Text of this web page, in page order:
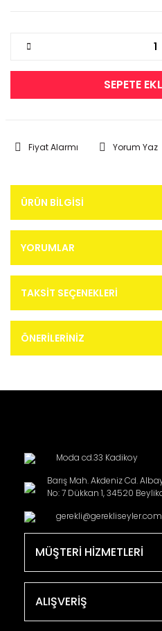
SEPETE
Fiyat Alarmı Yorum Yaz
ÜRÜN BILGISI
YORUMLAR
TAKSIT SEÇENEKLERI
ÖNERILERINIZ
Moda cd.33 Kadikoy
Barış Mah. Akdeniz Cd.
No: 7 Dükkan 1, 34520
MÜŞTERİ HİZMETLERİ
ALIŞVERİŞ